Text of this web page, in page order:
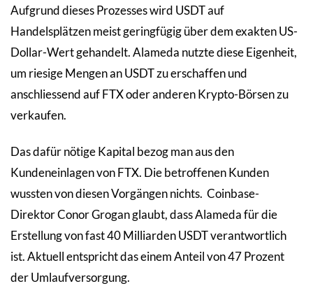
Aufgrund dieses Prozesses wird USDT auf
Handelsplätzen meist geringfügig über dem exakten US-
Dollar-Wert gehandelt. Alameda nutzte diese Eigenheit,
um riesige Mengen an USDT zu erschaffen und
anschliessend auf FTX oder anderen Krypto-Börsen zu
verkaufen.
Das dafür nötige Kapital bezog man aus den
Kundeneinlagen von FTX. Die betroffenen Kunden
wussten von diesen Vorgängen nichts. Coinbase-
Direktor Conor Grogan glaubt, dass Alameda für die
Erstellung von fast 40 Milliarden USDT verantwortlich
ist. Aktuell entspricht das einem Anteil von 47 Prozent
der Umlaufversorgung.